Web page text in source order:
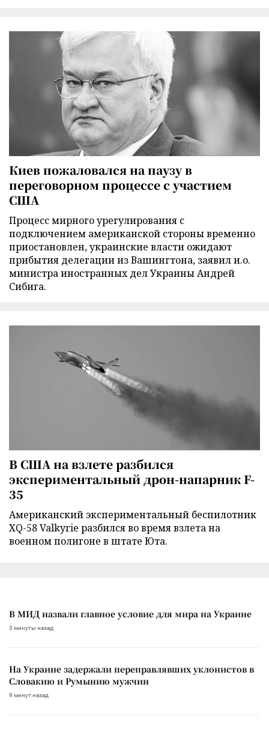
Киев пожаловался на паузу в
переговорном процессе с участием
США
Процесс мирного урегулирования с
подключением американской стороны временно
приостановлен, украинские власти ожидают
прибытия делегации из Вашингтона, заявил и.о.
министра иностранных дел Украины Андрей
Сибига.
В США на взлете разбился
экспериментальный дрон-напарник F-
35
Американский экспериментальный беспилотник
XQ-58 Valkyrie разбился во время взлета на
военном полигоне в штате Юта.
В МИД назвали главное условие для мира на Украине
3 минуты назад
На Украине задержали переправлявших уклонистов в
Словакию и Румынию мужчин
9 минут назад